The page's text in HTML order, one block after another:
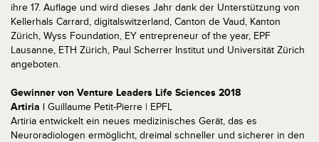
ihre 17. Auflage und wird dieses Jahr dank der Unterstützung von
Kellerhals Carrard, digitalswitzerland, Canton de Vaud, Kanton
Zürich, Wyss Foundation, EY entrepreneur of the year, EPF
Lausanne, ETH Zürich, Paul Scherrer Institut und Universität Zürich
angeboten.
Gewinner von Venture Leaders Life Sciences 2018
Artiria | Guillaume Petit-Pierre | EPFL
Artiria entwickelt ein neues medizinisches Gerät, das es
Neuroradiologen ermöglicht, dreimal schneller und sicherer in den